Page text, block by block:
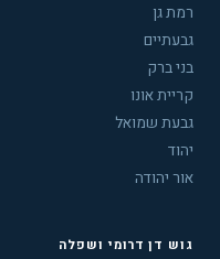
רמת גן
גבעתיים
בני ברק
קריית אונו
גבעת שמואל
יהוד
אור יהודה
גוש דן דרומי ושפלה